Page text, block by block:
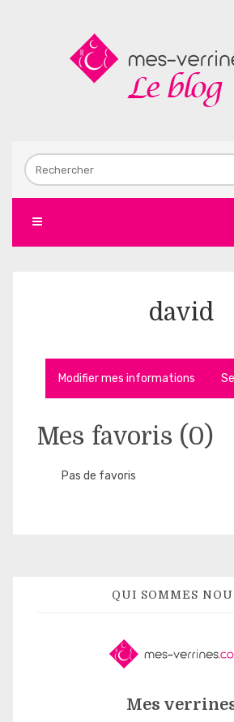
david
Modifier mes informations
Mes favoris (0)
Pas de favoris
QUI SOMMES
Mes